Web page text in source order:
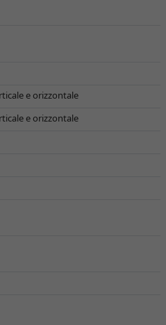
e orizzontale
e orizzontale